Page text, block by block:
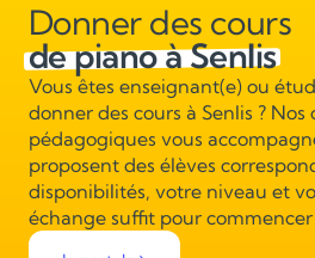
Donner des cours
de piano à Senlis
Vous êtes enseignant(e) ou
donner des cours à Senlis ? Nos
pédagogiques vous
proposent des élèves
disponibilités, votre niveau et
échange suffit pour commencer